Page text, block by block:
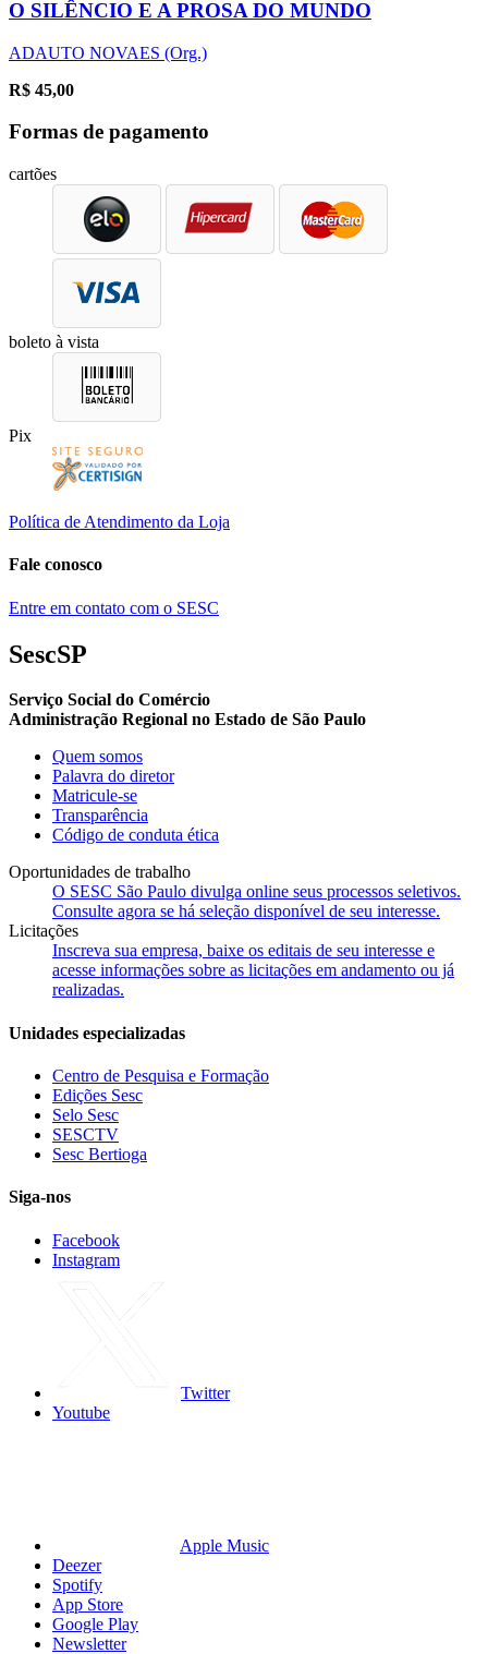
O SILÊNCIO E A PROSA DO MUNDO
ADAUTO NOVAES (Org.)
R$ 45,00
Formas de pagamento
cartões
boleto à vista
Pix
Política de Atendimento da Loja
Fale conosco
Entre em contato com o SESC
SescSP
Serviço Social do Comércio
Administração Regional no Estado de São Paulo
Quem somos
Palavra do diretor
Matricule-se
Transparência
Código de conduta ética
Oportunidades de trabalho
O SESC São Paulo divulga online seus processos seletivos.
Consulte agora se há seleção disponível de seu interesse.
Licitações
Inscreva sua empresa, baixe os editais de seu interesse e
acesse informações sobre as licitações em andamento ou já
realizadas.
Unidades especializadas
Centro de Pesquisa e Formação
Edições Sesc
Selo Sesc
SESCTV
Sesc Bertioga
Siga-nos
Facebook
Instagram
Twitter
Youtube
Apple Music
Deezer
Spotify
App Store
Google Play
Newsletter